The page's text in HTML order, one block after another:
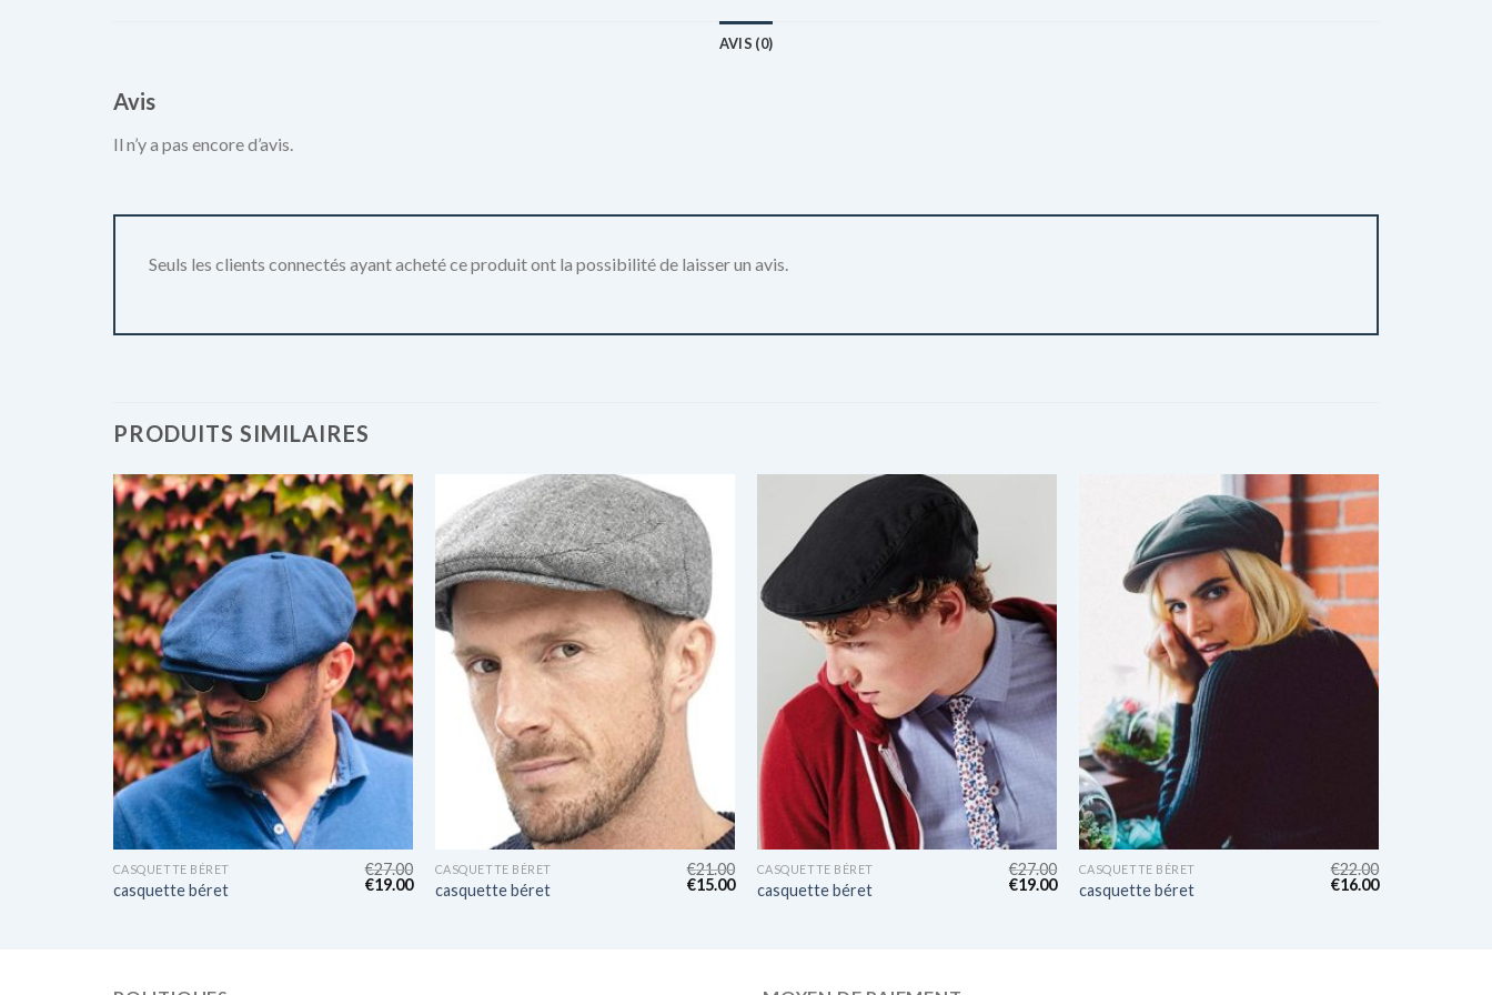
AVIS (0)
Avis
Il n’y a pas encore d’avis.
Seuls les clients connectés ayant acheté ce produit ont la possibilité de laisser un avis.
PRODUITS SIMILAIRES
CASQUETTE BÉRET
casquette béret
€27.00
€19.00
CASQUETTE BÉRET
casquette béret
€21.00
€15.00
CASQUETTE BÉRET
casquette béret
€27.00
€19.00
CASQUETTE BÉRET
casquette béret
€22.00
€16.00